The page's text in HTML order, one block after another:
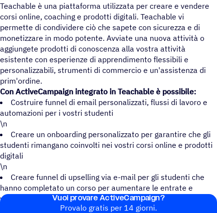
Teachable è una piattaforma utilizzata per creare e vendere
corsi online, coaching e prodotti digitali. Teachable vi
permette di condividere ciò che sapete con sicurezza e di
monetizzare in modo potente. Avviate una nuova attività o
aggiungete prodotti di conoscenza alla vostra attività
esistente con esperienze di apprendimento flessibili e
personalizzabili, strumenti di commercio e un'assistenza di
prim'ordine.
Con ActiveCampaign integrato in Teachable è possibile:
Costruire funnel di email personalizzati, flussi di lavoro e
automazioni per i vostri studenti
\n
Creare un onboarding personalizzato per garantire che gli
studenti rimangano coinvolti nei vostri corsi online e prodotti
digitali
\n
Creare funnel di upselling via e-mail per gli studenti che
hanno completato un corso per aumentare le entrate e
vendere più prodottiVuoi provare ActiveCampaign?
Provalo gratis per 14 giorni.